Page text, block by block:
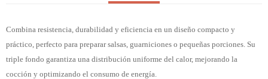
Combina resistencia, durabilidad y eficiencia en un diseño compacto y
práctico, perfecto para preparar salsas, guarniciones o pequeñas porciones. Su
triple fondo garantiza una distribución uniforme del calor, mejorando la
cocción y optimizando el consumo de energía.